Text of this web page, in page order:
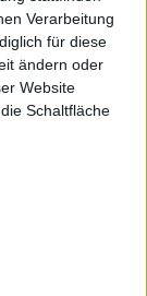
Verarbeitung
für diese
ändern oder
Website
Schaltfläche
Alone